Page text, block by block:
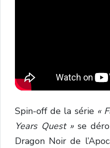
Spin-off de la série «
Years Quest »se
Dragon Noir de